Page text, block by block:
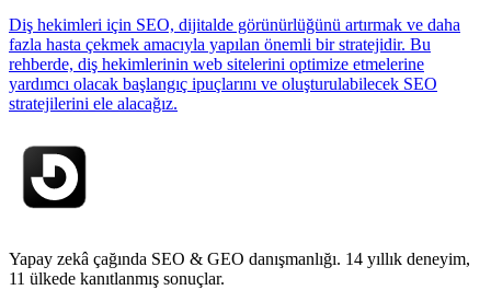
Diş hekimleri için SEO, dijitalde görünürlüğünü artırmak ve daha
fazla hasta çekmek amacıyla yapılan önemli bir stratejidir. Bu
rehberde, diş hekimlerinin web sitelerini optimize etmelerine
yardımcı olacak başlangıç ipuçlarını ve oluşturulabilecek SEO
stratejilerini ele alacağız.
Yapay zekâ çağında SEO & GEO danışmanlığı. 14 yıllık deneyim,
11 ülkede kanıtlanmış sonuçlar.